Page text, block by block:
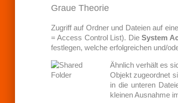
e
m
U
B
Graue Theorie
Zugriff auf Ordner und Dateien auf
= Access Control List). DieSystem
festlegen, welche erfolgreichen und/
Ähnlich verhält es
Objekt zugeordnet
in die unteren
kleinen Ausnahme